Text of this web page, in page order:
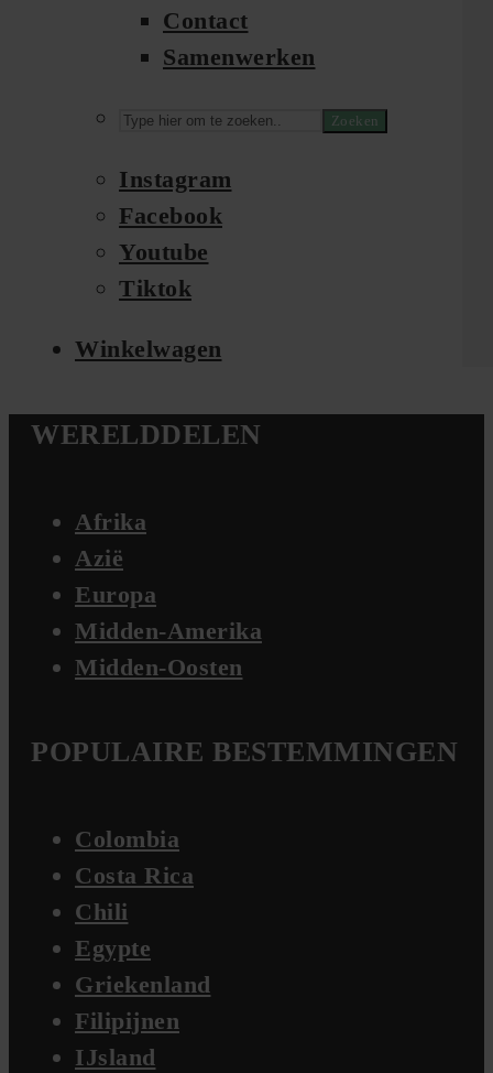
Contact
Samenwerken
Zoeken
Instagram
Facebook
Youtube
Tiktok
Winkelwagen
WERELDDELEN
Afrika
Azië
Europa
Midden-Amerika
Midden-Oosten
POPULAIRE BESTEMMINGEN
Colombia
Costa Rica
Chili
Egypte
Griekenland
Filipijnen
IJsland